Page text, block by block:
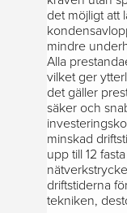
det möjligt att
mindre
Alla
vilket ger
det gäller
säker och
minskad
upp till 12
driftstiderna
tekniken,